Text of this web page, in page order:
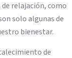
relajación, como
solo algunas de
bienestar.
de